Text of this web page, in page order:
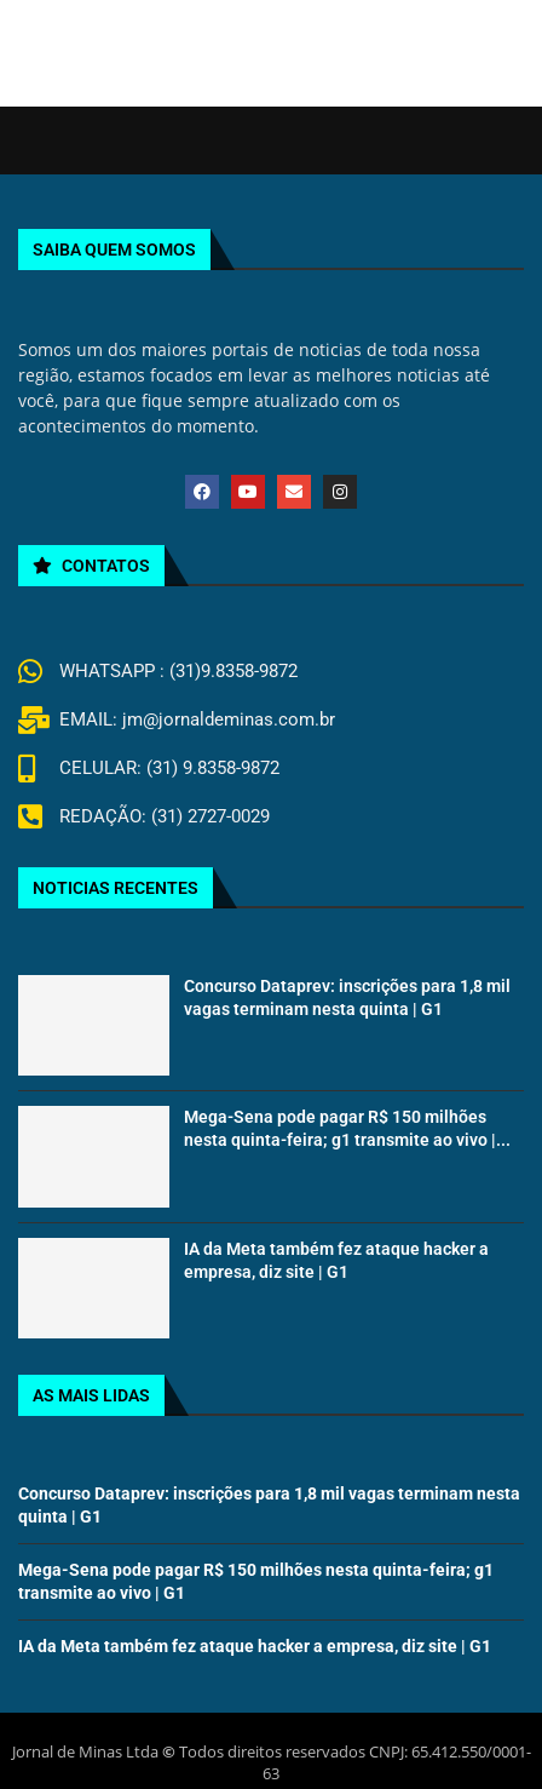
SAIBA QUEM SOMOS
Somos um dos maiores portais de noticias de toda nossa
região, estamos focados em levar as melhores noticias até
você, para que fique sempre atualizado com os
acontecimentos do momento.
CONTATOS
WHATSAPP : (31)9.8358-9872
EMAIL: jm@jornaldeminas.com.br
CELULAR: (31) 9.8358-9872
REDAÇÃO: (31) 2727-0029
NOTICIAS RECENTES
Concurso Dataprev: inscrições para 1,8 mil
vagas terminam nesta quinta | G1
Mega-Sena pode pagar R$ 150 milhões
nesta quinta-feira; g1 transmite ao vivo |...
IA da Meta também fez ataque hacker a
empresa, diz site | G1
AS MAIS LIDAS
Concurso Dataprev: inscrições para 1,8 mil vagas terminam nesta
quinta | G1
Mega-Sena pode pagar R$ 150 milhões nesta quinta-feira; g1
transmite ao vivo | G1
IA da Meta também fez ataque hacker a empresa, diz site | G1
Jornal de Minas Ltda©Todos direitos reservados CNPJ: 65.412.550/0001-
63